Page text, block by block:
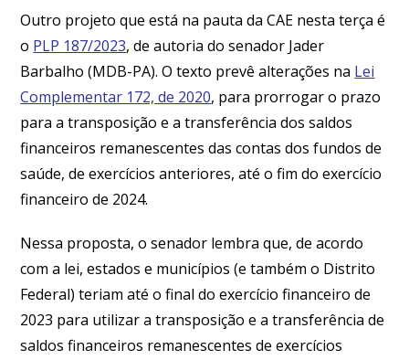
Outro projeto que está na pauta da CAE nesta terça é
o PLP 187/2023, de autoria do senador Jader
Barbalho (MDB-PA). O texto prevê alterações na Lei
Complementar 172, de 2020, para prorrogar o prazo
para a transposição e a transferência dos saldos
financeiros remanescentes das contas dos fundos de
saúde, de exercícios anteriores, até o fim do exercício
financeiro de 2024.
Nessa proposta, o senador lembra que, de acordo
com a lei, estados e municípios (e também o Distrito
Federal) teriam até o final do exercício financeiro de
2023 para utilizar a transposição e a transferência de
saldos financeiros remanescentes de exercícios